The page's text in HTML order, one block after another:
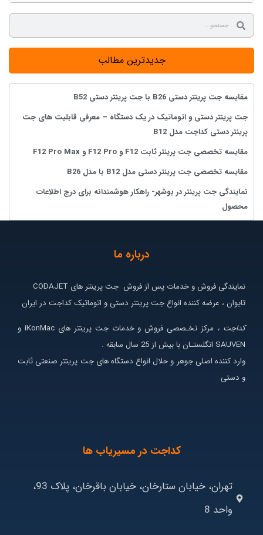
جدیدترین مطالب
مقایسه جت پرینتر دستی B26 با جت پرینتر دستی B52
جت پرینتر دستی و اتوماتیک در یک دستگاه – معرفی قابلیت های جت
پرینتر دستی کداجت مدل B12
مقایسه تخصصی جت پرینتر ثابت F12 و F12 Pro و F12 Pro Max
مقایسه تخصصی جت پرینتر دستی مدل B12 با مدل B26
نمایندگی جت پرینتر در بوشهر- راهکار هوشمندانه برای درج اطلاعات
محصول
درباره ما
نمایندگی فروش و خدمات پس از فروش جت پرینتر های CODAJET
تایوان ، عرضه کننده انواع جت پرینتر دستی و اتوماتیک کداجت در ایران
کداجت ،
مرکز تخـصصی فروش و خدمات جت پرینتر های iKonMac و
SAUVEN انگلستـان با بیش از 25 سال سابقه .
وارد کننده اصلی جوهر و حلال انواع دستگاه های جت پرینتر صنعتی ثابت
و دستی
کداجت در مسیریاب ها
تهران، خیابان ستارخان، خیابان باقرخان، پلاک 93،
واحد 8